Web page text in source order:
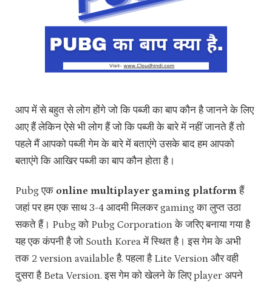
आप में से बहुत से लोग होंगे जो कि पब्जी का बाप कौन है जानने के लिए
आए हैं लेकिन ऐसे भी लोग हैं जो कि पब्जी के बारे में नहीं जानते हैं तो
पहले मैं आपको पब्जी गेम के बारे में बताएंगे उसके बाद हम आपको
बताएंगे कि आखिर पब्जी का बाप कौन होता है।
Pubg एक online multiplayer gaming platformहैं
जहां पर हम एक साथ 3-4 आदमी मिलकर gaming का लुप्त उठा
सकते हैं। Pubg को Pubg Corporation के जरिए बनाया गया है
यह एक कंपनी है जो South Korea में स्थित है। इस गेम के अभी
तक 2 version available है. पहला है Lite Version और वही
दुसरा है Beta Version. इस गेम को खेलने के लिए player अपने